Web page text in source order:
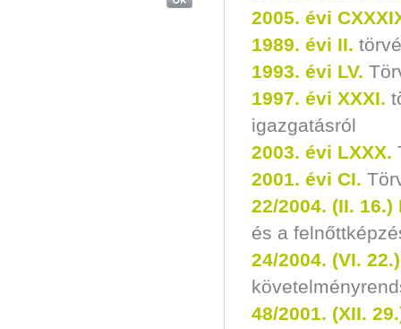
2005. évi
1989. évi II.
1993. évi LV.
1997. évi XXXI.
igazgatásról
2003. évi LXXX.
2001. évi CI.
22/2004. (II. 16.)
és a
24/2004. (VI. 22.)
48/2001. (XII.